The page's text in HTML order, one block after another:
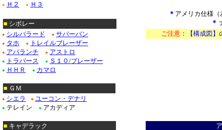
＊ アメリカ仕様
＊
ご注意 ： 【構成図】
● Ｈ２ ● Ｈ３
■ シボレー
● シルバラード ● サバーバン
● タホ ● トレイルブレーザー
● アバランチ ● アストロ
● トラバース ● Ｓ１０/ブレーザー
● ＨＨＲ ● カマロ
■ ＧＭ
● シエラ ● ユーコン・デナリ
● テレイン ● アカディア
■ キャデラック